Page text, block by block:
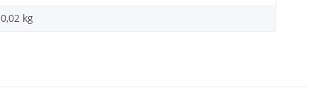
0,02 kg